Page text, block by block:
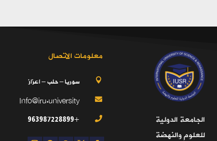
الجامعة الدولية
للعلوم والنهضة
معلومات الاتصال
 سوريا – حلب – اعزاز

Info@iru.university

+963987228899